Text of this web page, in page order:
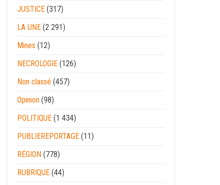
JUSTICE (317)
LA UNE (2 291)
Mines (12)
NECROLOGIE (126)
Non classé (457)
Opinion (98)
POLITIQUE (1 434)
PUBLIEREPORTAGE (11)
RÉGION (778)
RUBRIQUE (44)